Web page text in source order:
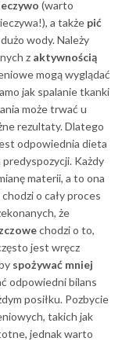
(warto
a także pić
wody. Należy
z aktywnością
mogą wyglądać
jak spalanie tkanki
może trwać u
rezultaty. Dlatego
odpowiednia dieta
Każdy
materii, a to ona
o cały proces
że
chodzi o to,
jest wręcz
spożywać mniej
odpowiedni bilans
posiłku. Pozbycie
takich jak
jednak warto